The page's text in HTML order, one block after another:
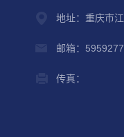
地址：重庆市
邮箱：
传真：